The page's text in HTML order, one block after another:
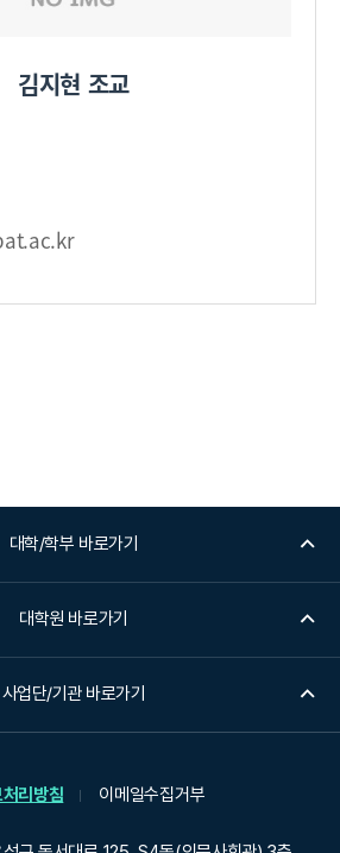
김지현 조교
대학/학부 바로가기
대학원 바로가기
사업단/기관 바로가기
리방침 이메일수집거부